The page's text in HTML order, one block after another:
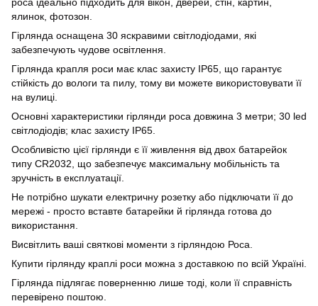
ялинок, фотозон.
Гірлянда оснащена 30 яскравими світлодіодами, які
забезпечують чудове освітлення.
Гірлянда крапля роси має клас захисту IP65, що гарантує
стійкість до вологи та пилу, тому ви можете використовувати її
на вулиці.
Основні характеристики гірлянди роса довжина 3 метри; 30 led
світлодіодів; клас захисту IP65.
Особливістю цієї гірлянди є її живлення від двох батарейок
типу CR2032, що забезпечує максимальну мобільність та
зручність в експлуатації.
Не потрібно шукати електричну розетку або підключати її до
мережі - просто вставте батарейки й гірлянда готова до
використання.
Висвітлить ваші святкові моменти з гірляндою Роса.
Купити гірлянду краплі роси можна з доставкою по всій Україні.
Гірлянда підлягає поверненню лише тоді, коли її справність
перевірено поштою.